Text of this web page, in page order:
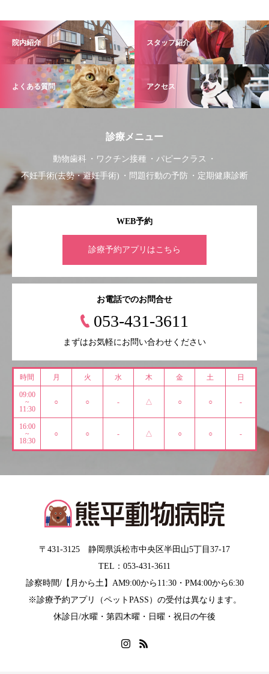
院内紹介 スタッフ紹介
よくある質問 アクセス
診療メニュー
動物歯科 ワクチン接種
パピークラス
不妊手術(去勢・避妊手術)
問題行動の予防 定期健康診断
WEB予約
診療予約アプリはこちら
お電話でのお問合せ
053-431-3611
まずはお気軽にお問い合わせください
時間 月 火 水 木 金 土 日
09:00
~
11:30
○ ○ - △ ○ ○ -
16:00
~
18:30
○ ○ - △ ○ ○ -
〒431-3125 静岡県浜松市中央区半田山5丁目37-17
TEL：053-431-3611
診察時間/【月から土】AM9:00から11:30・PM4:00から6:30
※診療予約アプリ（ペットPASS）の受付は異なります。
休診日/水曜・第四木曜・日曜・祝日の午後